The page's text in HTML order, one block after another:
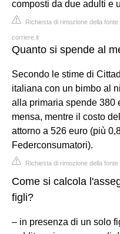
composti da due adulti e
Richiesta di rimozione della fonte
corriere.it
Quanto si spende al
Secondo le stime di
italiana con un bimbo al
alla primaria spende 380
mensa, mentre il costo
attorno a 526 euro (più
Federconsumatori).
Richiesta di rimozione della fonte
Come si calcola
figli?
– in presenza di un solo